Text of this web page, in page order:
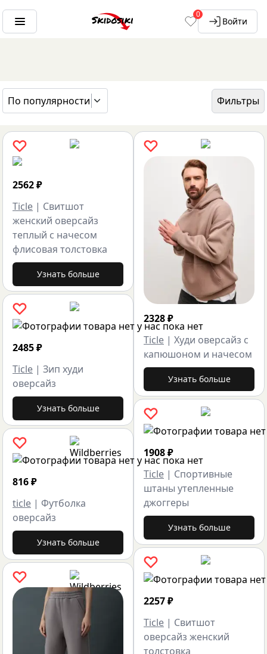
0
Войти
По популярности
Фильтры
ГЛАВНАЯ
БРЕНДЫ
2562₽
Ticle | Свитшот
женский оверсайз
теплый с начесом
флисовая толстовка
Узнать больше
2485₽
Ticle | Зип худи
оверсайз
Узнать больше
816₽
ticle | Футболка
оверсайз
Узнать больше
2328₽
Ticle | Худи оверсайз с
капюшоном и начесом
Узнать больше
1908₽
Ticle | Спортивные
штаны утепленные
джоггеры
Узнать больше
2257₽
Ticle | Свитшот
оверсайз женский
толстовка